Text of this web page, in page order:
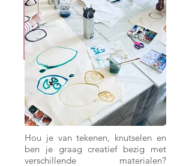
Hou je van tekenen, knutselen en
ben je graag creatief bezig met
verschillende materialen?